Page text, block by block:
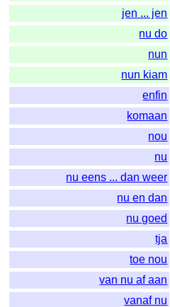
jen ... jen
nu do
nun
nun kiam
enfin
komaan
nou
nu
nu eens ... dan weer
nu en dan
nu goed
tja
toe nou
van nu af aan
vanaf nu